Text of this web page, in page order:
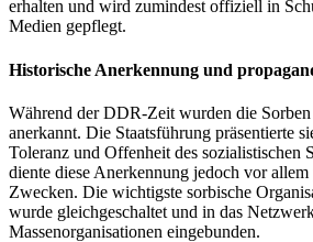
erhalten und wird zumindest offiziell in
Medien gepflegt.
Historische Anerkennung und
Während der DDR-Zeit wurden die
anerkannt. Die Staatsführung präsentierte
Toleranz und Offenheit des sozialistischen
diente diese Anerkennung jedoch vor allem
Zwecken. Die wichtigste sorbische
wurde gleichgeschaltet und in das
Massenorganisationen eingebunden.